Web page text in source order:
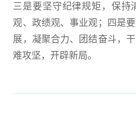
三是要坚守纪律规矩，保持
观、政绩观、事业观；四是
展，凝聚合力、团结奋斗，
难攻坚，开辟新局。